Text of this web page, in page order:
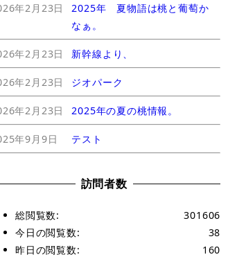
年2月23日
2025年 夏物語は桃と葡萄か
なぁ。
年2月23日 新幹線より、
年2月23日 ジオパーク
年2月23日 2025年の夏の桃情報。
年9月9日 テスト
訪問者数
301606
総閲覧数:
38
今日の閲覧数:
160
昨日の閲覧数: